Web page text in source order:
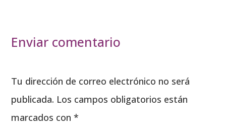
Enviar comentario
Tu dirección de correo electrónico no será
publicada. Los campos obligatorios están
marcados con*